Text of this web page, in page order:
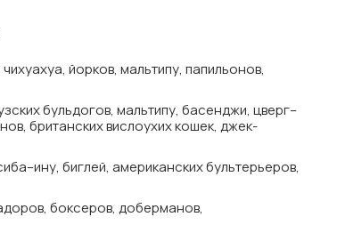
йорков, мальтипу, папильонов,
бульдогов, мальтипу, басенджи, цверг–
британских вислоухих кошек, джек-
биглей, американских бультерьеров,
боксеров, доберманов,